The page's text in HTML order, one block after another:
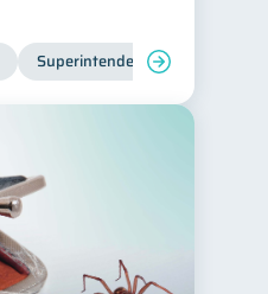
Superintendencia de Bancos